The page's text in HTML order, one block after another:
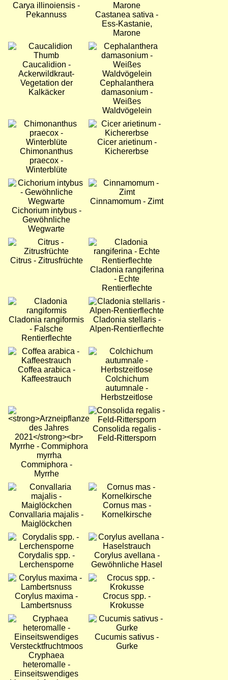
Carya illinoiensis -
Pekannuss
Castanea sativa -
Ess-Kastanie,
Marone
Bild
Caucalidion -
Ackerwildkraut-
Vegetation der
Kalkäcker
Bild
Cephalanthera
damasonium -
Weißes
Waldvögelein
Bild
Chimonanthus
praecox -
Winterblüte
Bild
Cicer arietinum -
Kichererbse
Bild
Cichorium intybus -
Gewöhnliche
Wegwarte
Bild
Cinnamomum - Zimt
Bild
Citrus - Zitrusfrüchte
Bild
Cladonia rangiferina
- Echte
Rentierflechte
Bild
Cladonia rangiformis
- Falsche
Rentierflechte
Bild
Cladonia stellaris -
Alpen-Rentierflechte
Bild
Coffea arabica -
Kaffeestrauch
Bild
Colchichum
autumnale -
Herbstzeitlose
Bild
Commiphora -
Myrrhe
Bild
Consolida regalis -
Feld-Rittersporn
Bild
Convallaria majalis -
Maiglöckchen
Bild
Cornus mas -
Kornelkirsche
Bild
Corydalis spp. -
Lerchensporne
Bild
Corylus avellana -
Gewöhnliche Hasel
Bild
Corylus maxima -
Lambertsnuss
Bild
Crocus spp. -
Krokusse
Bild
Cryphaea
heteromalle -
Einseitswendiges
Bild
Cucumis sativus -
Gurke